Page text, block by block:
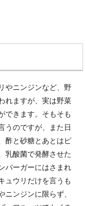
やニンジンなど、野
れますが、実は野菜
できます。そもそも
うのですが、また日
酢と砂糖とあとはピ
乳酸菌で発酵させた
バーガーにはさまれ
ュウリだけを言うも
ニンジンに限らず、